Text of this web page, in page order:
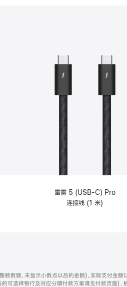
雷雳 5 (USB-C) Pro
连接线 (1 米)
数额，未显示小数点以后的金额)，实际支付金
可选择银行及对应分期付款方案请见付款页面)